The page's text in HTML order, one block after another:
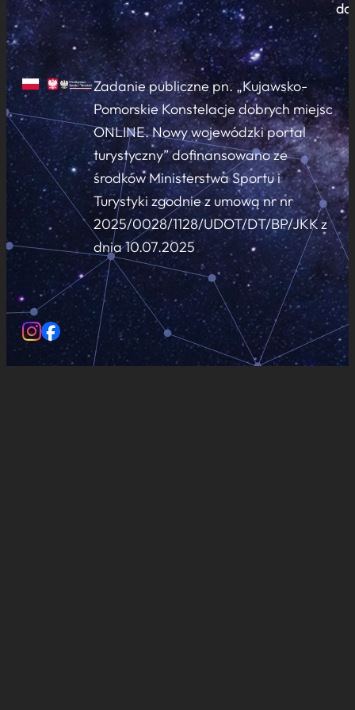
Zadanie publiczne pn. „Kujawsko-
Pomorskie Konstelacje dobrych miejsc
ONLINE. Nowy wojewódzki portal
turystyczny” dofinansowano ze
środków Ministerstwa Sportu i
Turystyki zgodnie z umową nr nr
2025/0028/1128/UDOT/DT/BP/JKK z
dnia 10.07.2025